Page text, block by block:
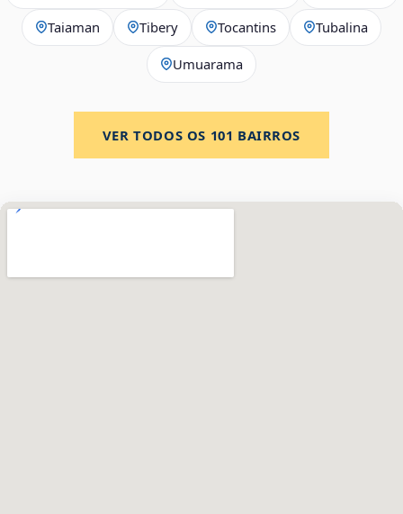
Taiaman Tibery Tocantins Tubalina
Umuarama
VER TODOS OS 101 BAIRROS